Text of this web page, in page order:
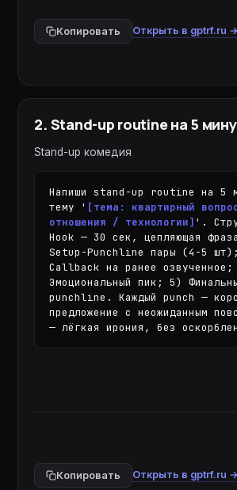
Копировать Открыть в gptrf.ru →
2. Stand-up routine на 5
Stand-up комедия
Напиши stand-up routine на 5
тему ' [тема: квартирный
отношения / технологии] '.
Hook — 30 сек, цепляющая
Setup-Punchline пары (4-5
Callback на ранее озвученное;
Эмоциональный пик; 5)
punchline. Каждый punch —
предложение с неожиданным
— лёгкая ирония, без
Копировать Открыть в gptrf.ru →